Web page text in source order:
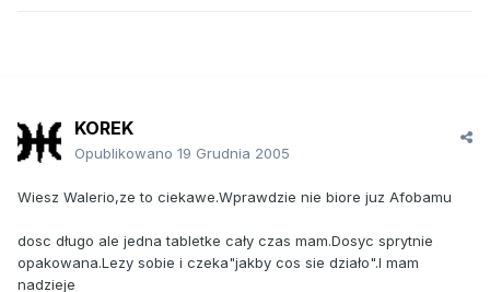
KOREK
Opublikowano 19 Grudnia 2005
Wiesz Walerio,ze to ciekawe.Wprawdzie nie biore juz Afobamu
dosc długo ale jedna tabletke cały czas mam.Dosyc sprytnie
opakowana.Lezy sobie i czeka"jakby cos sie działo".I mam
nadzieje